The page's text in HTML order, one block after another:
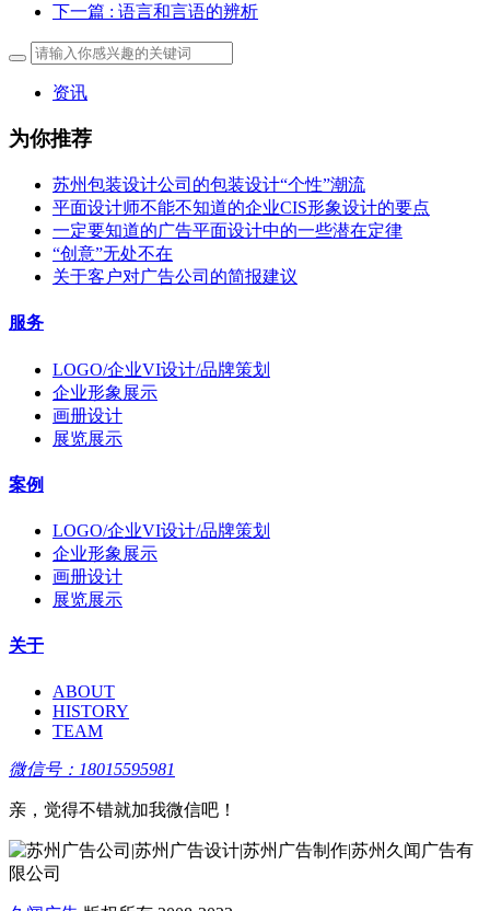
下一篇 : 语言和言语的辨析
资讯
为你推荐
苏州包装设计公司的包装设计“个性”潮流
平面设计师不能不知道的企业CIS形象设计的要点
一定要知道的广告平面设计中的一些潜在定律
“创意”无处不在
关于客户对广告公司的简报建议
服务
LOGO/企业VI设计/品牌策划
企业形象展示
画册设计
展览展示
案例
LOGO/企业VI设计/品牌策划
企业形象展示
画册设计
展览展示
关于
ABOUT
HISTORY
TEAM
微信号：18015595981
亲，觉得不错就加我微信吧！